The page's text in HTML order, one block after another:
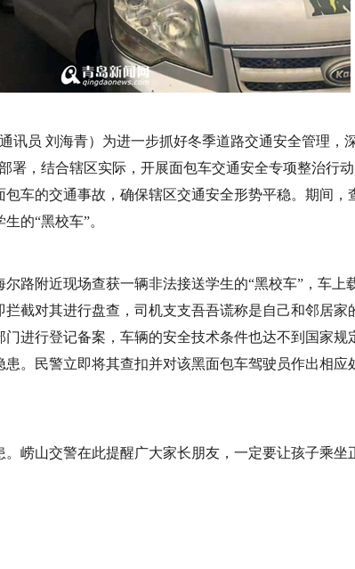
讯员 刘海青）为进一步抓好冬季道路交通安全管理，
署，结合辖区实际，开展面包车交通安全专项整治行
车的交通事故，确保辖区交通安全形势平稳。期间，
的“黑校车”。
路附近现场查获一辆非法接送学生的“黑校车”，车上
截对其进行盘查，司机支支吾吾谎称是自己和邻居家
进行登记备案，车辆的安全技术条件也达不到国家规
。民警立即将其查扣并对该黑面包车驾驶员作出相应
崂山交警在此提醒广大家长朋友，一定要让孩子乘坐